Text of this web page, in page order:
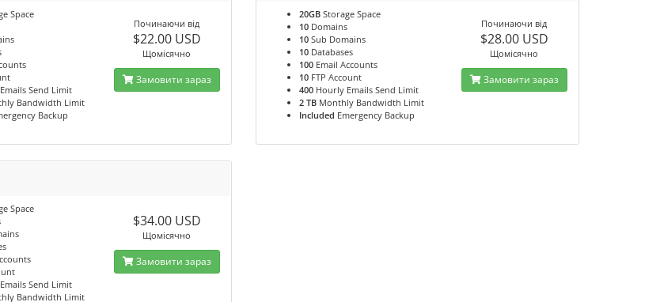
Space
Send Limit
Bandwidth Limit
Backup
Починаючи від
$22.00 USD
Щомісячно
Замовити зараз
20GB Storage Space
10 Domains
10 Sub Domains
10 Databases
100 Email Accounts
10 FTP Account
400 Hourly Emails Send Limit
2 TB Monthly Bandwidth Limit
Included Emergency Backup
Починаючи від
$28.00 USD
Щомісячно
Замовити зараз
Space
Send Limit
Bandwidth Limit
$34.00 USD
Щомісячно
Замовити зараз